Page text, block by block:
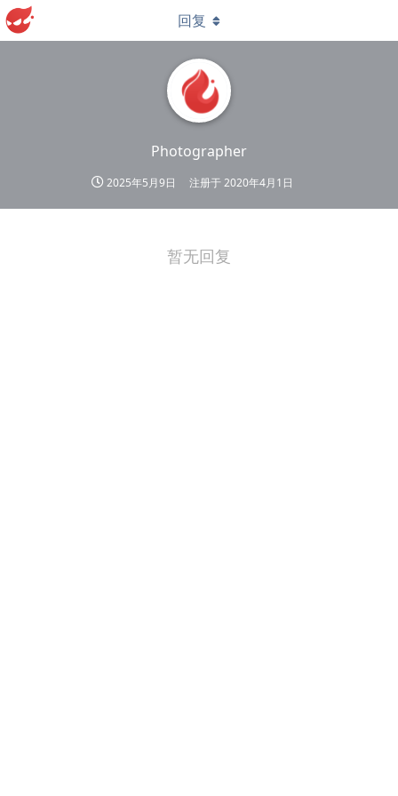
Photographer
2025年5月9日 注册于2020年4月1日
回复
暂无回复